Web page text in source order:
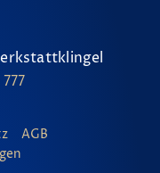
AGB